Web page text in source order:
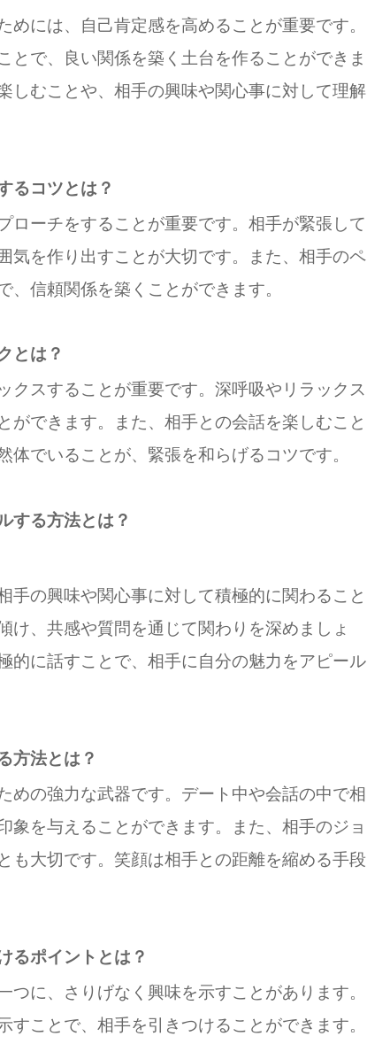
には、自己肯定感を高めることが重要です。
とで、良い関係を築く土台を作ることができま
しむことや、相手の興味や関心事に対して理解
るコツとは？
ローチをすることが重要です。相手が緊張して
気を作り出すことが大切です。また、相手のペ
信頼関係を築くことができます。
とは？
クスすることが重要です。深呼吸やリラックス
ができます。また、相手との会話を楽しむこと
でいることが、緊張を和らげるコツです。
する方法とは？
手の興味や関心事に対して積極的に関わること
け、共感や質問を通じて関わりを深めましょ
的に話すことで、相手に自分の魅力をアピール
方法とは？
めの強力な武器です。デート中や会話の中で相
象を与えることができます。また、相手のジョ
も大切です。笑顔は相手との距離を縮める手段
るポイントとは？
に、さりげなく興味を示すことがあります。
ことで、相手を引きつけることができます。